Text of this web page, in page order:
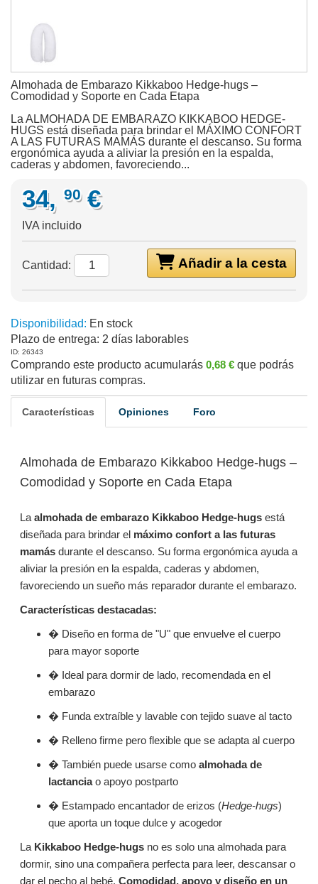
Almohada de Embarazo Kikkaboo Hedge-hugs –
Comodidad y Soporte en Cada Etapa
La ALMOHADA DE EMBARAZO KIKKABOO HEDGE-
HUGS está diseñada para brindar el MÁXIMO CONFORT
A LAS FUTURAS MAMÁS durante el descanso. Su forma
ergonómica ayuda a aliviar la presión en la espalda,
caderas y abdomen, favoreciendo...
34, 90 €
IVA incluido
Añadir a la cesta
Cantidad:
Disponibilidad: En stock
Plazo de entrega: 2 días laborables
ID: 26343
Comprando este producto acumularás 0,68 € que podrás
utilizar en futuras compras.
Características Opiniones Foro
Almohada de Embarazo Kikkaboo Hedge-hugs –
Comodidad y Soporte en Cada Etapa
La almohada de embarazo Kikkaboo Hedge-hugsestá
diseñada para brindar el máximo confort a las futuras
mamásdurante el descanso. Su forma ergonómica ayuda a
aliviar la presión en la espalda, caderas y abdomen,
favoreciendo un sueño más reparador durante el embarazo.
Características destacadas:
� Diseño en forma de "U" que envuelve el cuerpo
para mayor soporte
� Ideal para dormir de lado, recomendada en el
embarazo
� Funda extraíble y lavable con tejido suave al tacto
� Relleno firme pero flexible que se adapta al cuerpo
� También puede usarse como almohada de
lactanciao apoyo postparto
� Estampado encantador de erizos (Hedge-hugs)
que aporta un toque dulce y acogedor
La Kikkaboo Hedge-hugsno es solo una almohada para
dormir, sino una compañera perfecta para leer, descansar o
dar el pecho al bebé. Comodidad, apoyo y diseño en un